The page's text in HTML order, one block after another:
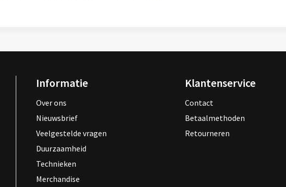
Informatie
Over ons
Nieuwsbrief
Veelgestelde vragen
Duurzaamheid
Technieken
Merchandise
Klantenservice
Contact
Betaalmethoden
Retourneren